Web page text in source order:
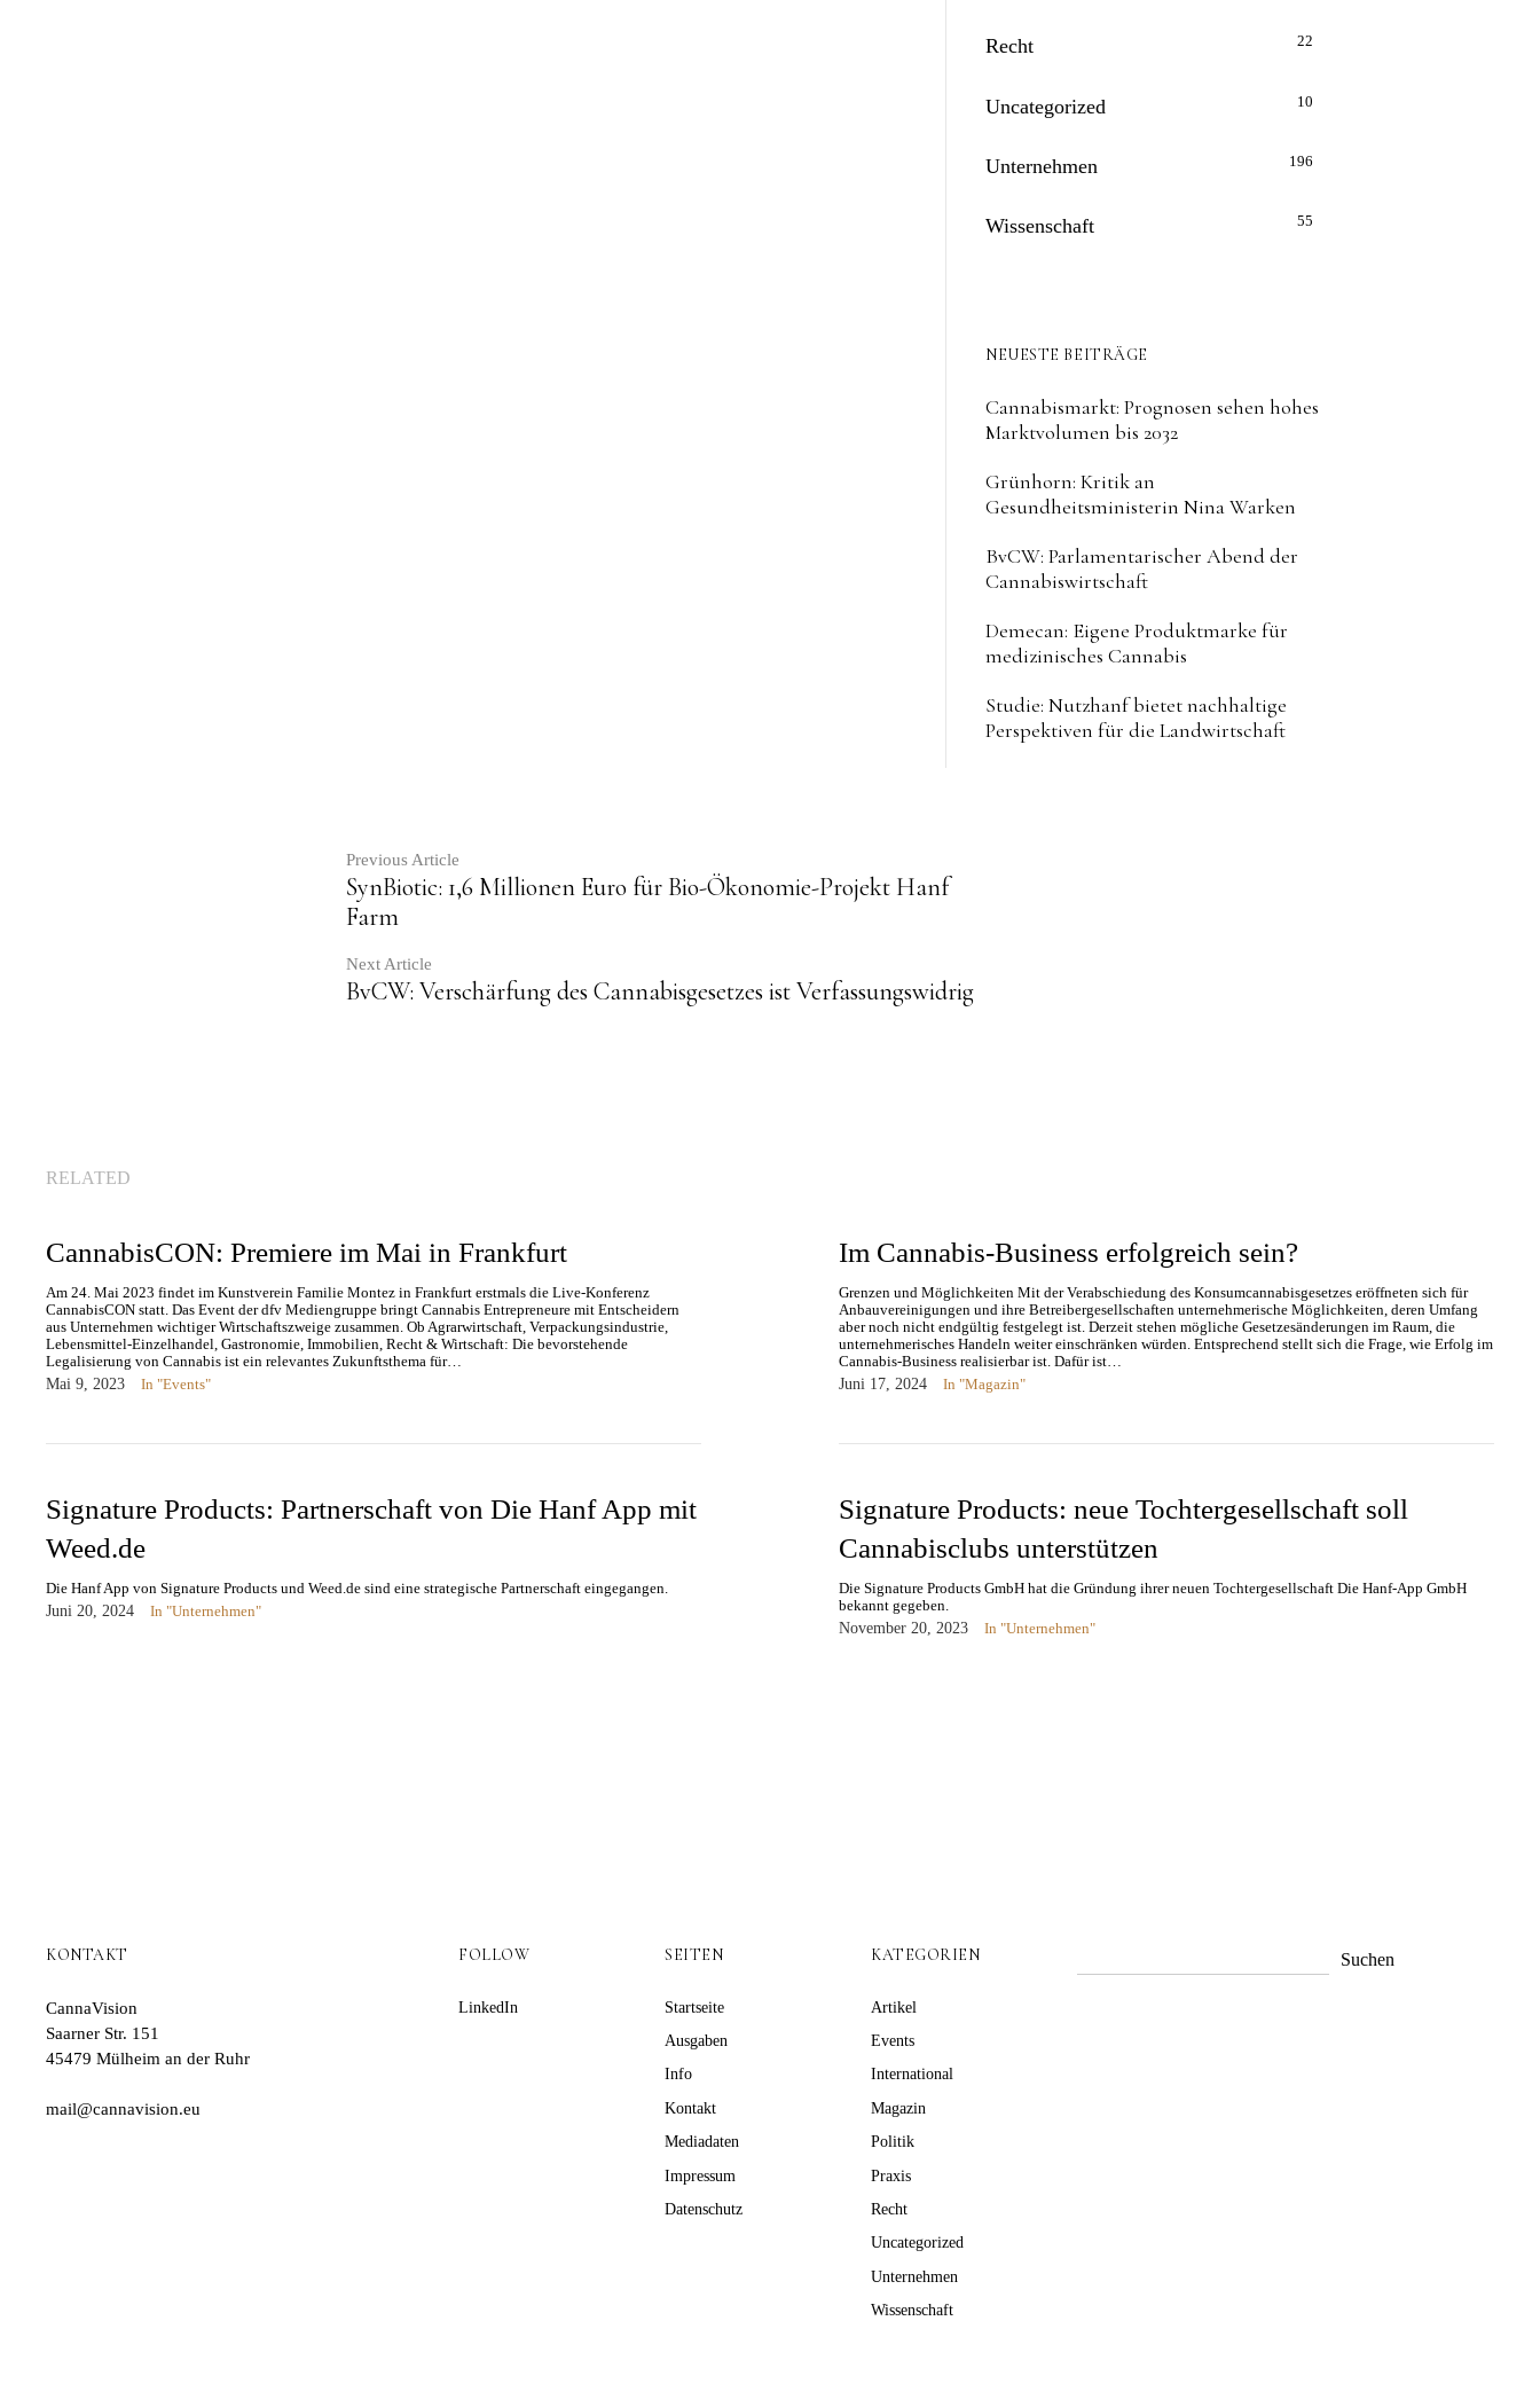
Continue
Reading
Previous Article
SynBiotic: 1,6 Millionen Euro für Bio-Ökonomie-Projekt Hanf
Farm
Next Article
BvCW: Verschärfung des Cannabisgesetzes ist Verfassungswidrig
Recht 22
Uncategorized 10
Unternehmen 196
Wissenschaft 55
NEUESTE BEITRÄGE
Cannabismarkt: Prognosen sehen hohes
Marktvolumen bis 2032
Grünhorn: Kritik an
Gesundheitsministerin Nina Warken
BvCW: Parlamentarischer Abend der
Cannabiswirtschaft
Demecan: Eigene Produktmarke für
medizinisches Cannabis
Studie: Nutzhanf bietet nachhaltige
Perspektiven für die Landwirtschaft
RELATED
CannabisCON: Premiere im Mai in Frankfurt
Am 24. Mai 2023 findet im Kunstverein Familie Montez in Frankfurt erstmals die Live-Konferenz
CannabisCON statt. Das Event der dfv Mediengruppe bringt Cannabis Entrepreneure mit Entscheidern
aus Unternehmen wichtiger Wirtschaftszweige zusammen. Ob Agrarwirtschaft, Verpackungsindustrie,
Lebensmittel-Einzelhandel, Gastronomie, Immobilien, Recht & Wirtschaft: Die bevorstehende
Legalisierung von Cannabis ist ein relevantes Zukunftsthema für…
Mai 9, 2023
In "Events"
Im Cannabis-Business erfolgreich sein?
Grenzen und Möglichkeiten Mit der Verabschiedung des Konsumcannabisgesetzes eröffneten sich für
Anbauvereinigungen und ihre Betreibergesellschaften unternehmerische Möglichkeiten, deren Umfang
aber noch nicht endgültig festgelegt ist. Derzeit stehen mögliche Gesetzesänderungen im Raum, die
unternehmerisches Handeln weiter einschränken würden. Entsprechend stellt sich die Frage, wie Erfolg im
Cannabis-Business realisierbar ist. Dafür ist…
Juni 17, 2024
In "Magazin"
Signature Products: Partnerschaft von Die Hanf App mit
Weed.de
Die Hanf App von Signature Products und Weed.de sind eine strategische Partnerschaft eingegangen.
Juni 20, 2024
In "Unternehmen"
Signature Products: neue Tochtergesellschaft soll
Cannabisclubs unterstützen
Die Signature Products GmbH hat die Gründung ihrer neuen Tochtergesellschaft Die Hanf-App GmbH
bekannt gegeben.
November 20, 2023
In "Unternehmen"
KONTAKT
CannaVision
Saarner Str. 151
45479 Mülheim an der Ruhr
mail@cannavision.eu
FOLLOW
LinkedIn
SEITEN
Startseite
Ausgaben
Info
Kontakt
Mediadaten
Impressum
Datenschutz
KATEGORIEN
Artikel
Events
International
Magazin
Politik
Praxis
Recht
Uncategorized
Unternehmen
Wissenschaft
Suchen